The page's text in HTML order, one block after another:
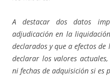
A destacar dos datos
adjudicación en la
declarados y que a efectos
declarar los valores
ni fechas de adquisición si es